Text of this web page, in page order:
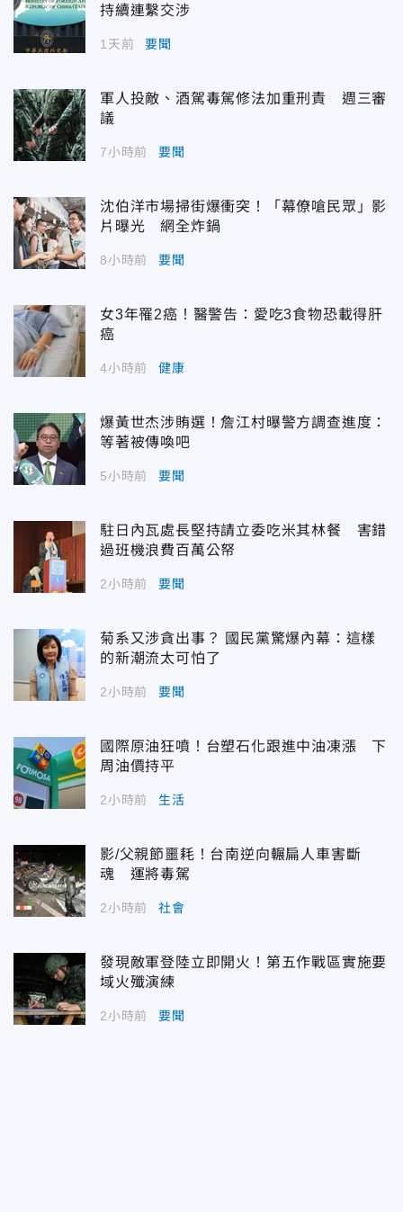
持續連繫交涉
1天前 要聞
軍人投敵、酒駕毒駕修法加重刑責 週三審
議
7小時前 要聞
沈伯洋市場掃街爆衝突！「幕僚嗆民眾」影
片曝光 網全炸鍋
8小時前 要聞
女3年罹2癌！醫警告：愛吃3食物恐載得肝
癌
4小時前 健康
爆黃世杰涉賄選！詹江村曝警方調查進度：
等著被傳喚吧
5小時前 要聞
駐日內瓦處長堅持請立委吃米其林餐 害錯
過班機浪費百萬公帑
2小時前 要聞
菊系又涉貪出事？ 國民黨驚爆內幕：這樣
的新潮流太可怕了
2小時前 要聞
國際原油狂噴！台塑石化跟進中油凍漲 下
周油價持平
2小時前 生活
影/父親節噩耗！台南逆向輾扁人車害斷
魂 運將毒駕
2小時前 社會
發現敵軍登陸立即開火！第五作戰區實施要
域火殲演練
2小時前 要聞